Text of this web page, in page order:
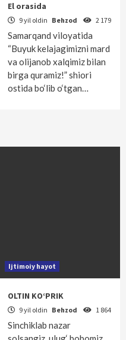
El orasida
9 yil oldin Behzod 2 179
Samarqand viloyatida
“Buyuk kelajagimizni mard
va olijanob xalqimiz bilan
birga quramiz!” shiori
ostida bo‘lib o‘tgan…
Ijtimoiy hayot
OLTIN KO‘PRIK
9 yil oldin Behzod 1 864
Sinchiklab nazar